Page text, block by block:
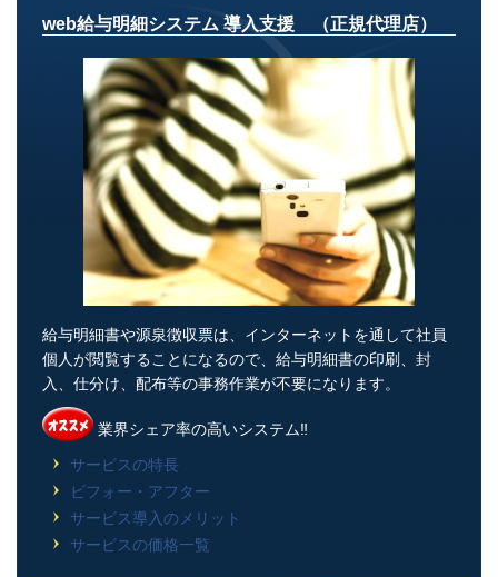
web給与明細システム 導入支援 （正規代理店）
給与明細書や源泉徴収票は、インターネットを通して社員
個人が閲覧することになるので、給与明細書の印刷、封
入、仕分け、配布等の事務作業が不要になります。
業界シェア率の高いシステム‼
サービスの特長
ビフォー・アフター
サービス導入のメリット
サービスの価格一覧